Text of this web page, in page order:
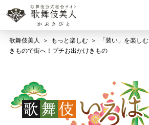
歌舞伎美人 もっと楽しむ 「装い」を楽しむ
きもので街へ！プチお出かけきもの